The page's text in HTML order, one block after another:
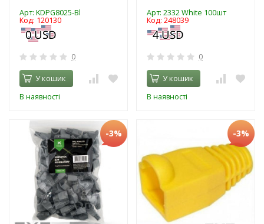
Арт: KDPG8025-Bl
Код: 120130
0
У кошик
В наявності
Арт: 2332 White 100шт
Код: 248039
0
У кошик
В наявності
-3% -3%